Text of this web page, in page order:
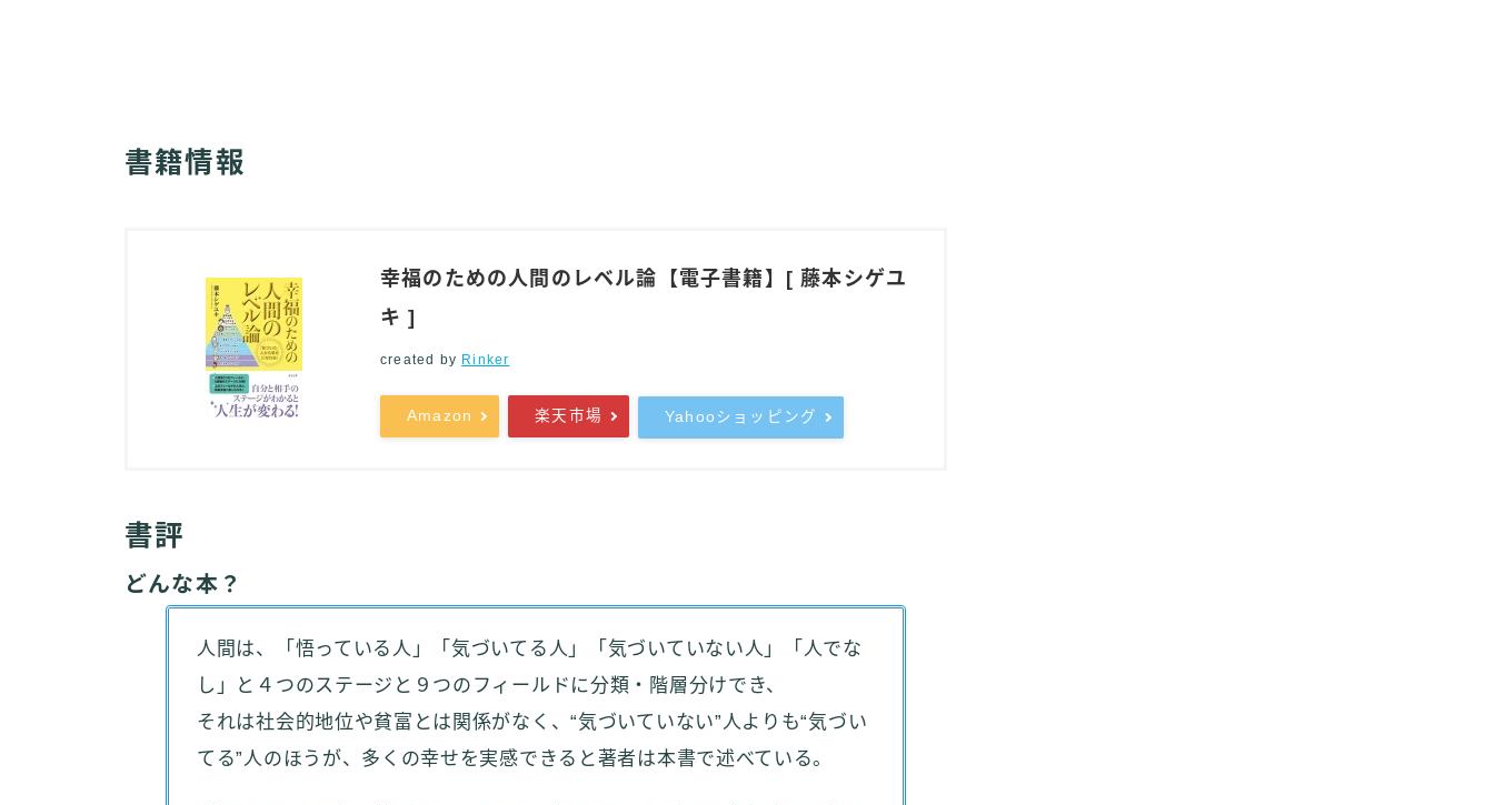
書籍情報
幸福のための人間のレベル論【電子書籍】[ 藤本シゲユ
キ ]
created by Rinker
Amazon 楽天市場 Yahooショッピング
書評
どんな本？
人間は、「悟っている人」「気づいてる人」「気づいていない人」「人でな
し」と４つのステージと９つのフィールドに分類・階層分けでき、
それは社会的地位や貧富とは関係がなく、“気づいていない”人よりも“気づい
てる”人のほうが、多くの幸せを実感できると著者は本書で述べている。